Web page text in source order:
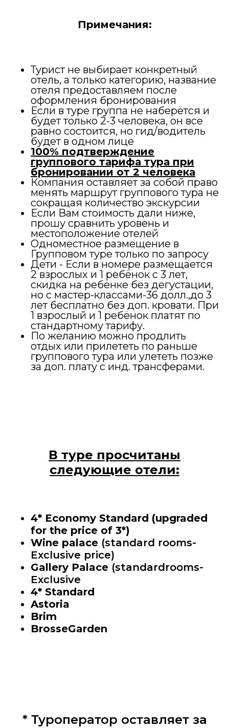
Примечания:
Турист не выбирает конкретный
отель, а только категорию, название
отеля предоставляем после
оформления бронирования
Если в туре группа не наберётся и
будет только 2-3 человека, он все
равно состоится, но гид/водитель
будет в одном лице
100% подтверждение
группового тарифа тура при
бронировании от 2 человека
Компания оставляет за собой право
менять маршрут группового тура не
сокращая количество экскурсии
Если Вам стоимость дали ниже,
прошу сравнить уровень и
местоположение отелей
Одноместное размещение в
Групповом туре только по запросу
Дети - Если в номере размещается
2 взрослых и 1 ребёнок с 3 лет,
скидка на ребёнке без дегустации,
но с мастер-классами-36 долл.,до 3
лет бесплатно без доп. кровати. При
1 взрослый и 1 ребёнок платят по
стандартному тарифу.
По желанию можно продлить
отдых или прилететь по раньше
группового тура или улететь позже
за доп. плату с инд. трансферами.
В туре просчитаны
следующие отели:
4* Economy Standard (upgraded
for the price of 3*)
Wine palace (standard rooms-
Exclusive price)
Gallery Palace (standardrooms-
Exclusive
4* Standard
Astoria
Brim
BrosseGarden
* Туроператор оставляет за